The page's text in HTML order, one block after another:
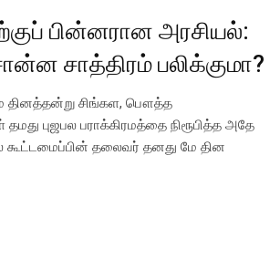
பின்னரான அரசியல்:
சாத்திரம் பலிக்குமா?
தினத்தன்று சிங்கள, பௌத்த
புஜபல பராக்கிரமத்தை நிரூபித்த அதே
கூட்டமைப்பின் தலைவர் தனது மே தின